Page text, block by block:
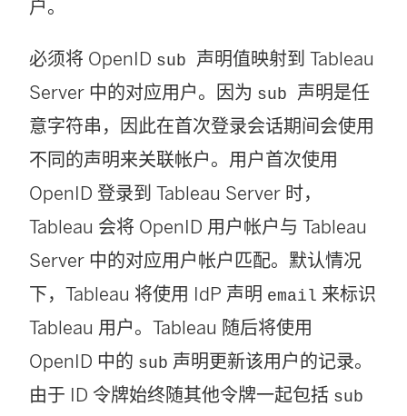
户。
必须将 OpenID sub 声明值映射到 Tableau
Server 中的对应用户。因为 sub 声明是任
意字符串，因此在首次登录会话期间会使用
不同的声明来关联帐户。用户首次使用
OpenID 登录到 Tableau Server 时，
Tableau 会将 OpenID 用户帐户与 Tableau
Server 中的对应用户帐户匹配。默认情况
下，Tableau 将使用 IdP 声明 email 来标识
Tableau 用户。Tableau 随后将使用
OpenID 中的 sub 声明更新该用户的记录。
由于 ID 令牌始终随其他令牌一起包括 sub